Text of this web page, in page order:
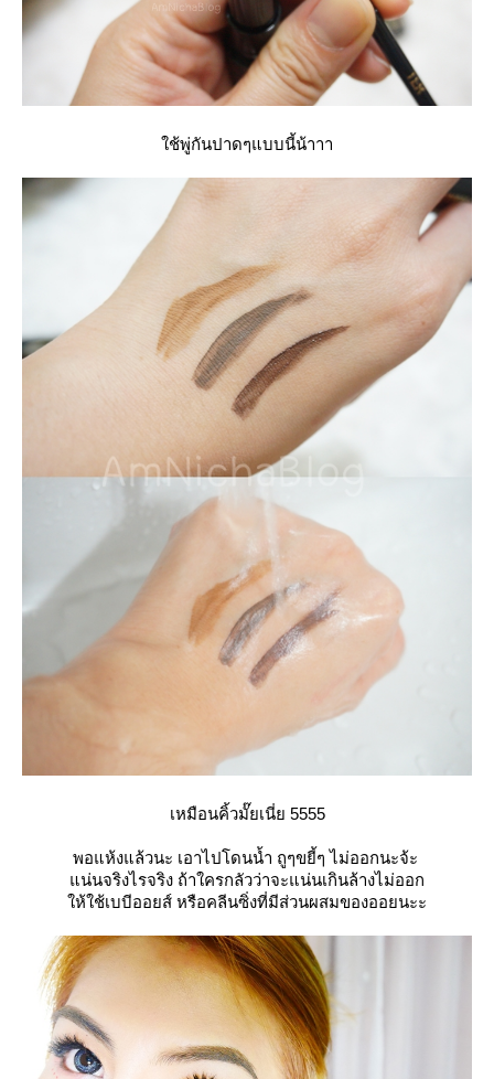
ช้พู่กันปาดๆแบบนี้น้าาา
เหมือนคิ้วมั๊ยเนี่ย 5555
พอแห้งแล้วนะ เอาไปโดนน้ำ ถูๆขยี้ๆ ไม่ออกนะจ้ะ
น่นจริงไรจริง ถ้าใครกลัวว่าจะแน่นเกินล้างไม่ออก
ห้ใช้เบบีออยส์ หรือคลีนซิ่งที่มีส่วนผสมของออยนะะ